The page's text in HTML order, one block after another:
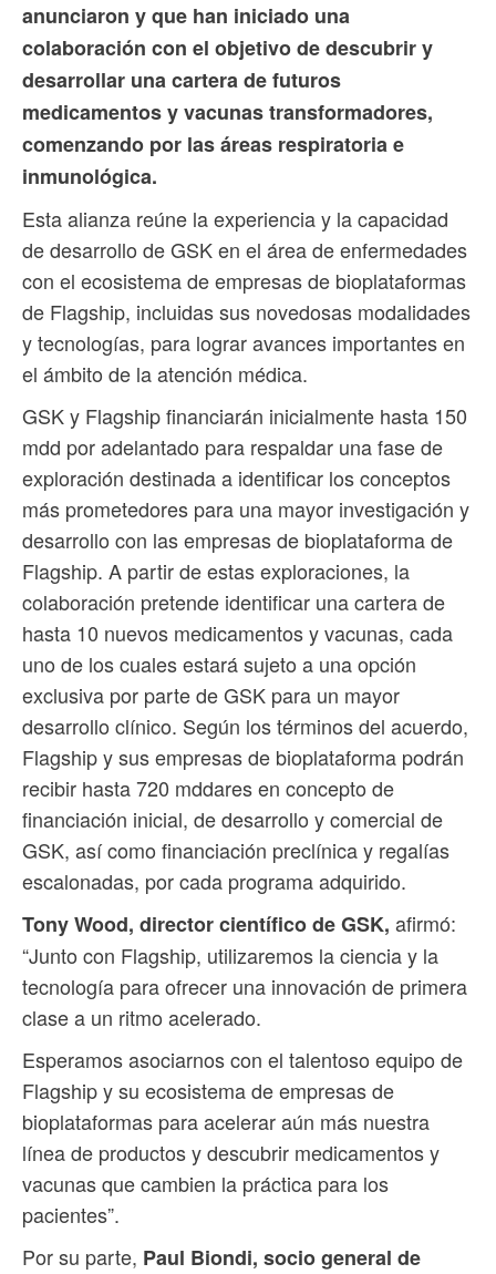
anunciaron y que han iniciado una
colaboración con el objetivo de descubrir y
desarrollar una cartera de futuros
medicamentos y vacunas transformadores,
comenzando por las áreas respiratoria e
inmunológica.
Esta alianza reúne la experiencia y la capacidad
de desarrollo de GSK en el área de enfermedades
con el ecosistema de empresas de bioplataformas
de Flagship, incluidas sus novedosas modalidades
y tecnologías, para lograr avances importantes en
el ámbito de la atención médica.
GSK y Flagship financiarán inicialmente hasta 150
mdd por adelantado para respaldar una fase de
exploración destinada a identificar los conceptos
más prometedores para una mayor investigación y
desarrollo con las empresas de bioplataforma de
Flagship. A partir de estas exploraciones, la
colaboración pretende identificar una cartera de
hasta 10 nuevos medicamentos y vacunas, cada
uno de los cuales estará sujeto a una opción
exclusiva por parte de GSK para un mayor
desarrollo clínico. Según los términos del acuerdo,
Flagship y sus empresas de bioplataforma podrán
recibir hasta 720 mddares en concepto de
financiación inicial, de desarrollo y comercial de
GSK, así como financiación preclínica y regalías
escalonadas, por cada programa adquirido.
Tony Wood, director científico de GSK, afirmó:
“Junto con Flagship, utilizaremos la ciencia y la
tecnología para ofrecer una innovación de primera
clase a un ritmo acelerado.
Esperamos asociarnos con el talentoso equipo de
Flagship y su ecosistema de empresas de
bioplataformas para acelerar aún más nuestra
línea de productos y descubrir medicamentos y
vacunas que cambien la práctica para los
pacientes”.
Por su parte, Paul Biondi, socio general de